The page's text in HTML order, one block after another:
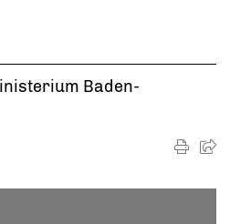
Baden-